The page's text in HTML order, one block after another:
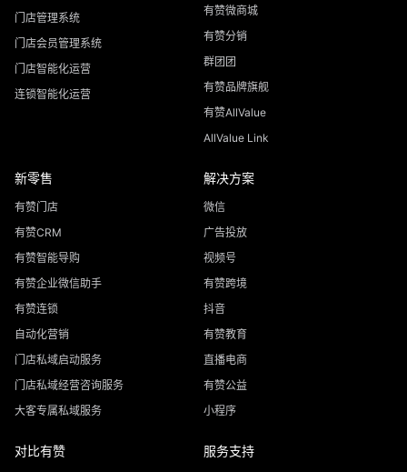
门店管理系统
门店会员管理系统
门店智能化运营
连锁智能化运营
有赞微商城
有赞分销
群团团
有赞品牌旗舰
有赞AllValue
AllValue Link
新零售
有赞门店
有赞CRM
有赞智能导购
有赞企业微信助手
有赞连锁
自动化营销
门店私域启动服务
门店私域经营咨询服务
大客专属私域服务
解决方案
微信
广告投放
视频号
有赞跨境
抖音
有赞教育
直播电商
有赞公益
小程序
对比有赞 服务支持